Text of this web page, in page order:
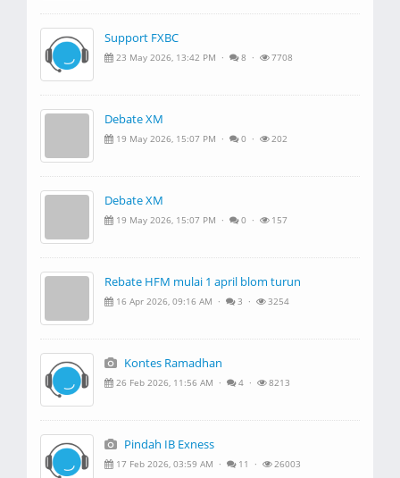
Support FXBC
23 May 2026, 13:42 PM · 8 · 7708
Debate XM
19 May 2026, 15:07 PM · 0 · 202
Debate XM
19 May 2026, 15:07 PM · 0 · 157
Rebate HFM mulai 1 april blom turun
16 Apr 2026, 09:16 AM · 3 · 3254
Kontes Ramadhan
26 Feb 2026, 11:56 AM · 4 · 8213
Pindah IB Exness
17 Feb 2026, 03:59 AM · 11 · 26003